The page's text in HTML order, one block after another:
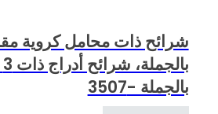
بالجملة -3507